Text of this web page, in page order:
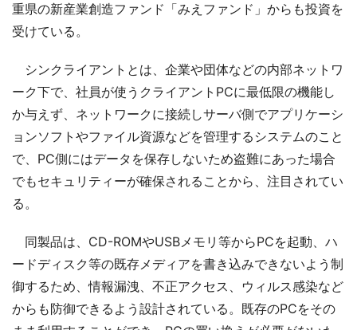
重県の新産業創造ファンド「みえファンド」からも投資を
受けている。
シンクライアントとは、企業や団体などの内部ネットワ
ーク下で、社員が使うクライアントPCに最低限の機能し
か与えず、ネットワークに接続しサーバ側でアプリケーシ
ョンソフトやファイル資源などを管理するシステムのこと
で、PC側にはデータを保存しないため盗難にあった場合
でもセキュリティーが確保されることから、注目されてい
る。
同製品は、CD-ROMやUSBメモリ等からPCを起動、ハ
ードディスク等の既存メディアを書き込みできないよう制
御するため、情報漏洩、不正アクセス、ウィルス感染など
からも防御できるよう設計されている。既存のPCをその